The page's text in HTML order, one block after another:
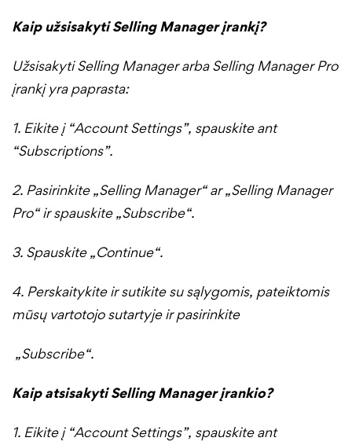
Kaip užsisakyti Selling Manager įrankį?
Užsisakyti Selling Manager arba Selling Manager Pro
įrankį yra paprasta:
1. Eikite į “Account Settings”, spauskite ant
“Subscriptions”.
2. Pasirinkite „Selling Manager“ ar „Selling Manager
Pro“ ir spauskite „Subscribe“.
3. Spauskite „Continue“.
4. Perskaitykite ir sutikite su sąlygomis, pateiktomis
mūsų vartotojo sutartyje ir pasirinkite
„Subscribe“.
Kaip atsisakyti Selling Manager įrankio?
1. Eikite į “Account Settings”, spauskite ant